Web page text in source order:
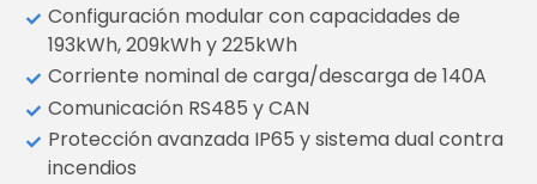
Configuración modular con capacidades de
193kWh, 209kWh y 225kWh
Corriente nominal de carga/descarga de 140A
Comunicación RS485 y CAN
Protección avanzada IP65 y sistema dual contra
incendios